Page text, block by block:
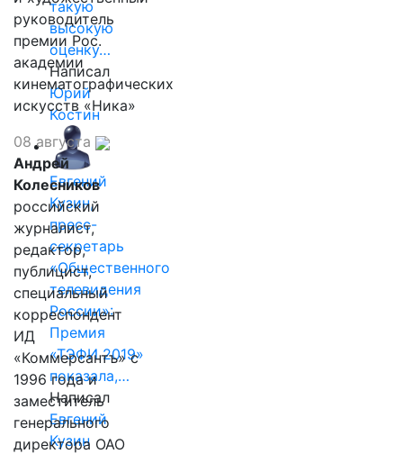
такую
высокую
оценку…
Написал
Юрий
Костин
Евгений
Кузин,
пресс-
секретарь
«Общественного
телевидения
России»:
Премия
«ТЭФИ 2019»
показала,…
Написал
Евгений
Кузин
руководитель
премии Рос.
академии
кинематографических
искусств «Ника»
08 августа
Андрей
Колесников
российский
журналист,
редактор,
публицист,
специальный
корреспондент
ИД
«Коммерсантъ» с
1996 года и
заместитель
генерального
директора ОАО